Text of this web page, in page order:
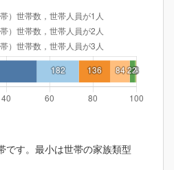
です。最小は世帯の家族類型